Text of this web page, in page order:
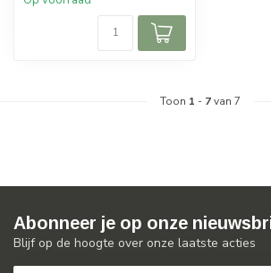
Toon 1 - 7van 7
Abonneer je op onze
Blijf op de hoogte over onze laatste acties